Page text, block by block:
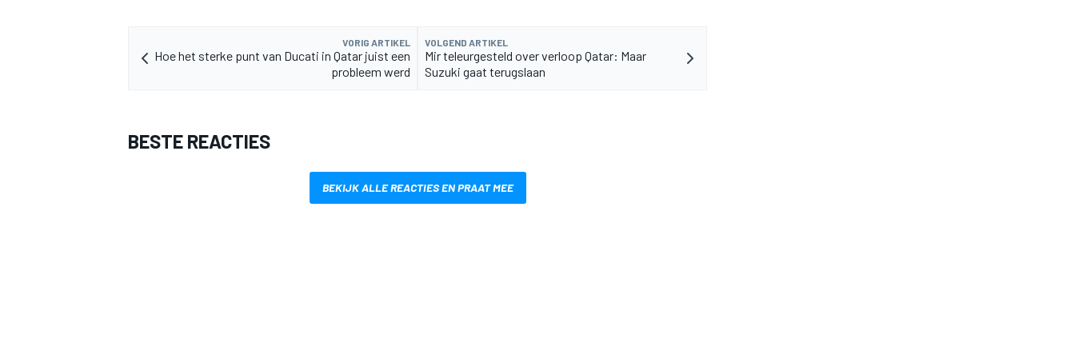
VORIG ARTIKEL
Hoe het sterke punt van Ducati in Qatar juist een
probleem werd
VOLGEND ARTIKEL
Mir teleurgesteld over verloop Qatar: Maar
Suzuki gaat terugslaan
BESTE REACTIES
BEKIJK ALLE REACTIES EN PRAAT MEE